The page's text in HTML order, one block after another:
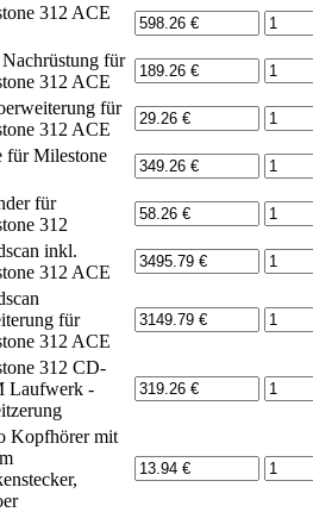
312 ACE
für
312 ACE
für
312 ACE
für Milestone
für
312
inkl.
312 ACE
für
312 ACE
312 CD-
Laufwerk -
Kopfhörer mit